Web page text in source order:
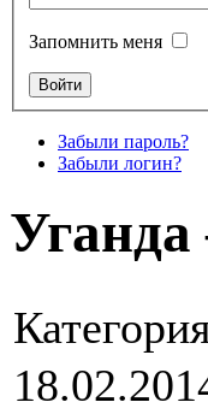
Запомнить меня
Забыли пароль?
Забыли логин?
Уганда